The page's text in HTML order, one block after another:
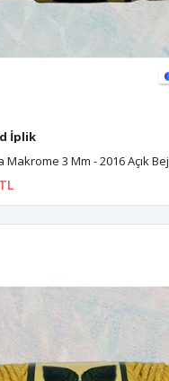
İplik
Makrome 3 Mm - 2016 Açık Bej